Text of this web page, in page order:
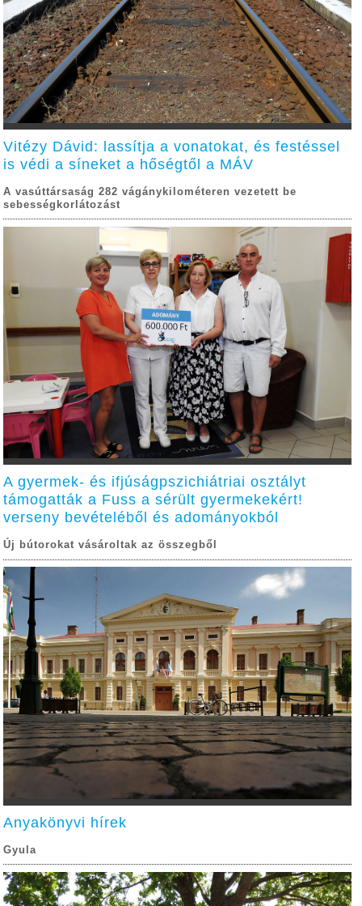
Vitézy Dávid: lassítja a vonatokat, és festéssel
is védi a síneket a hőségtől a MÁV
A vasúttársaság 282 vágánykilométeren vezetett be
sebességkorlátozást
A gyermek- és ifjúságpszichiátriai osztályt
támogatták a Fuss a sérült gyermekekért!
verseny bevételéből és adományokból
Új bútorokat vásároltak az összegből
Anyakönyvi hírek
Gyula